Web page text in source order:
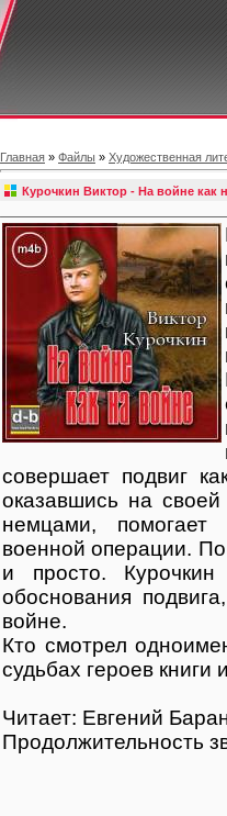
Главная » Файлы » Художественная
Курочкин Виктор - На войне как
совершает подвиг
оказавшись на
немцами,
военной операции.
и просто. Курочкин
обоснования
войне.
Кто смотрел
судьбах героев
Читает: Евгений
Продолжительность